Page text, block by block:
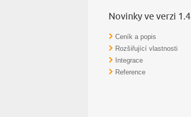
Novinky ve verzi 1.4
Ceník a popis
Rozšiřující vlastnosti
Integrace
Reference